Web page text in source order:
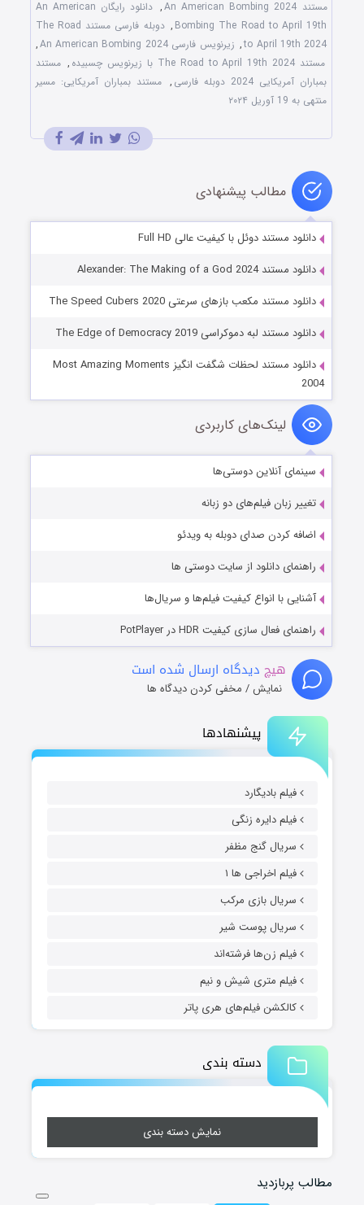
پیشنهادها
فیلم بادیگارد
فیلم دایره زنگی
سریال گنج مظفر
فیلم اخراجی ها ۱
سریال بازی مرکب
سریال پوست شیر
فیلم زن‌ها فرشته‌اند
فیلم متری شیش و نیم
کالکشن فیلم‌های هری پاتر
دسته بندی
نمایش دسته بندی
مطالب پربازدید
مستند An American Bombing 2024 ,
دانلود رایگان An American
Bombing The Road to April 19th
,
دوبله فارسی مستند The Road
to April 19th 2024
, زیرنویس فارسی An American Bombing 2024
,
مستند The Road to April 19th 2024 با زیرنویس چسبیده
, مستند
بمباران آمریکایی 2024 دوبله فارسی
, مستند بمباران آمریکایی: مسیر
منتهی به 19 آوریل ۲۰۲۴
مطالب پیشنهادی
دانلود مستند دوئل با کیفیت عالی Full HD
دانلود مستند Alexander: The Making of a God 2024
دانلود مستند مکعب بازهای سرعتی The Speed Cubers 2020
دانلود مستند لبه دموکراسی The Edge of Democracy 2019
دانلود مستند لحظات شگفت انگیز Most Amazing Moments
2004
لینک‌های کاربردی
سینمای آنلاین دوستی‌ها
تغییر زبان فیلم‌های دو زبانه
اضافه کردن صدای دوبله به ویدئو
راهنمای دانلود از سایت دوستی ها
آشنایی با انواع کیفیت فیلم‌ها و سریال‌ها
راهنمای فعال سازی کیفیت HDR در PotPlayer
هیچ دیدگاه ارسال شده است
نمایش / مخفی کردن دیدگاه ها